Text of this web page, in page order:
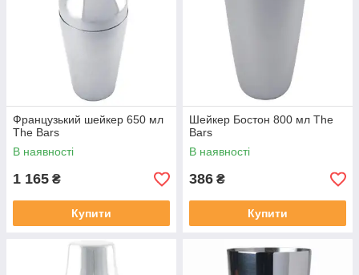
Французький шейкер 650 мл
The Bars
В наявності
1 165 ₴
Купити
Шейкер Бостон 800 мл The
Bars
В наявності
386 ₴
Купити